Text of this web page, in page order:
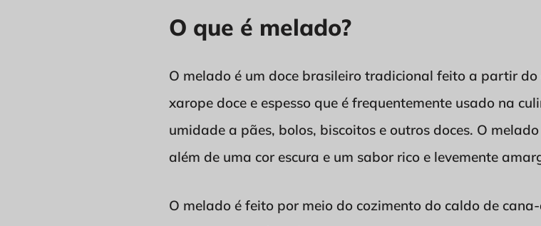
O que é melado?
O melado é um doce brasileiro tradicional feito a partir
xarope doce e espesso que é frequentemente usado na
umidade a pães, bolos, biscoitos e outros doces. O
além de uma cor escura e um sabor rico e levemente
O melado é feito por meio do cozimento do caldo de